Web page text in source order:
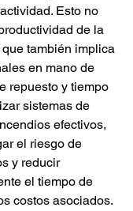
Esto no
de la
también implica
en mano de
repuesto y tiempo
sistemas de
efectivos,
el riesgo de
y reducir
el tiempo de
costos asociados.